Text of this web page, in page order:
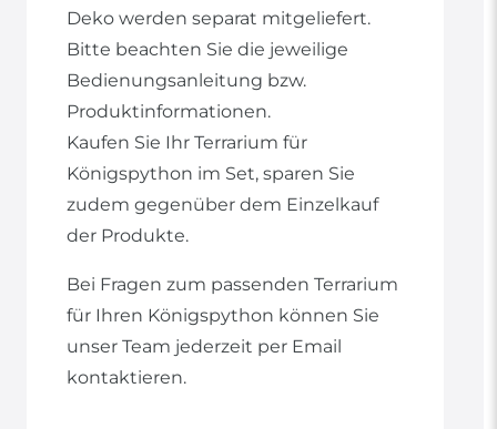
Deko werden separat mitgeliefert.
Bitte beachten Sie die jeweilige
Bedienungsanleitung bzw.
Produktinformationen.
Kaufen Sie Ihr Terrarium für
Königspython im Set, sparen Sie
zudem gegenüber dem Einzelkauf
der Produkte.
Bei Fragen zum passenden Terrarium
für Ihren Königspython können Sie
unser Team jederzeit per Email
kontaktieren.